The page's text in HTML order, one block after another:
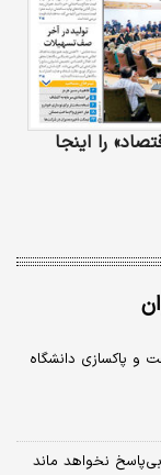
را اینجا
و پاکسازی دانشگاه
نخواهد ماند